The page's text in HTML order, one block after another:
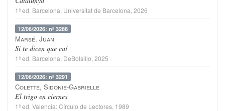
1ª ed. Barcelona: Universitat de Barcelona , 2026
12/06/2026: nº 3288
Marsé, Juan
Si te dicen que caí
1ª ed. Barcelona: DeBolsillo , 2025
12/06/2026: nº 3291
Colette, Sidonie-Gabrielle
El trigo en ciernes
1ª ed. Valencia:Círculo de Lectores , 1989